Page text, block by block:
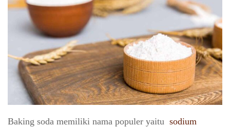
Baking soda memiliki nama populer yaitu sodium